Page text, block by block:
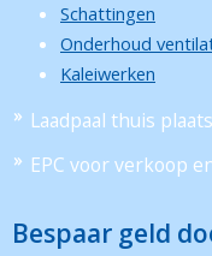
Schattingen
Onderhoud
Kaleiwerken
Laadpaal thuis
EPC voor verkoop
Bespaar geld